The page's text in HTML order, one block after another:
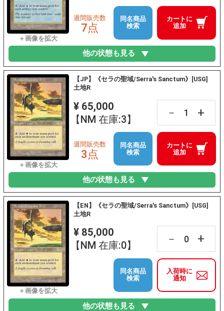
カートに
追加
週間販売数
7点
同名商品
検索
他の状態も見る
【JP】《セラの聖域/Serra's Sanctum》[USG]
土地R
¥ 65,000
【NM 在庫:3】
－ +
カートに
追加
週間販売数
3点
同名商品
検索
他の状態も見る
【EN】《セラの聖域/Serra's Sanctum》[USG]
土地R
¥ 85,000
【NM 在庫:0】
－ +
入荷時に
通知
同名商品
検索
他の状態も見る